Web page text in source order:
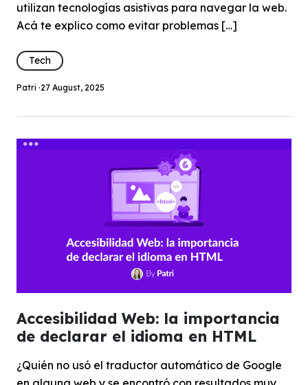
utilizan tecnologías asistivas para navegar la web.
Acá te explico como evitar problemas […]
Tech
Patri ·27 August, 2025
Accesibilidad Web: la importancia
de declarar el idioma en HTML
¿Quién no usó el traductor automático de Google